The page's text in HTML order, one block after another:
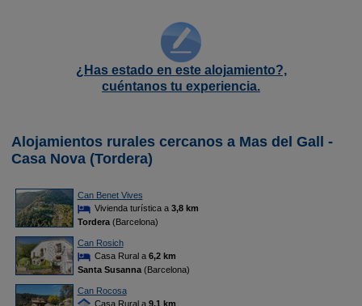
¿Has estado en este alojamiento?,
cuéntanos tu experiencia.
Alojamientos rurales cercanos a Mas del Gall -
Casa Nova (Tordera)
Can Benet Vives
Vivienda turística a 3,8 km
Tordera(Barcelona)
Can Rosich
Casa Rural a 6,2 km
Santa Susanna(Barcelona)
Can Rocosa
Casa Rural a 9,1 km